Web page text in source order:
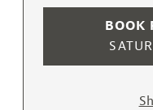
BOOK